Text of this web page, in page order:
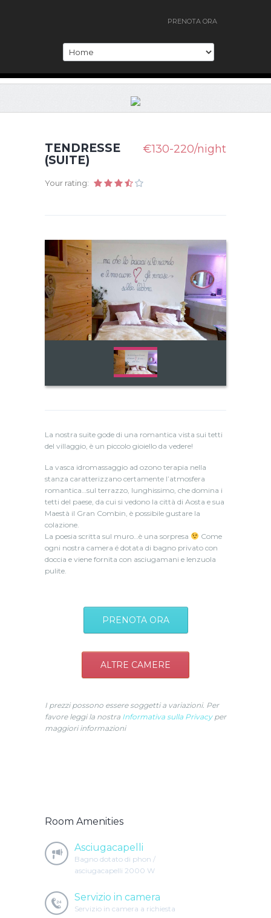
PRENOTA ORA
TENDRESSE
(SUITE)
€130-220/night
Your rating:
La nostra suite gode di una romantica vista sui tetti
del villaggio, è un piccolo gioiello da vedere!
La vasca idromassaggio ad ozono terapia nella
stanza caratterizzano certamente l’atmosfera
romantica…sul terrazzo, lunghissimo, che domina i
tetti del paese, da cui si vedono la città di Aosta e sua
Maestà il Gran Combin, è possibile gustare la
colazione.
La poesia scritta sul muro…è una sorpresa
Come
ogni nostra camera é dotata di bagno privato con
doccia e viene fornita con asciugamani e lenzuola
pulite.
PRENOTA ORA
ALTRE CAMERE
I prezzi possono essere soggetti a variazioni. Per
favore leggi la nostra Informativa sulla Privacyper
maggiori informazioni
Room Amenities
Asciugacapelli
Bagno dotato di phon /
asciugacapelli 2000 W
Servizio in camera
Servizio in camera a richiesta